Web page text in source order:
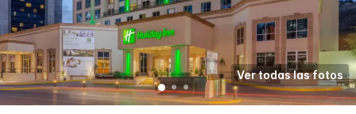
Ver todas las fotos